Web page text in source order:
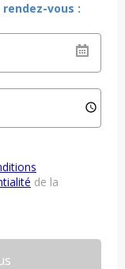
vous :
de la